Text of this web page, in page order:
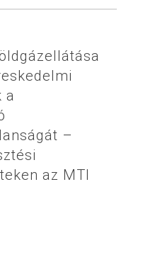
a
–
az MTI